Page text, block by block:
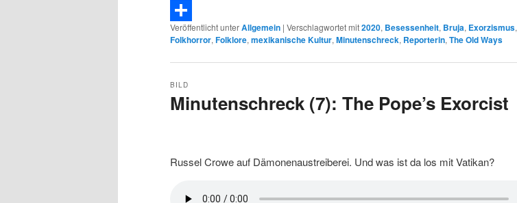
Telegram
Teilen
Veröffentlicht unterAllgemein | Verschlagwortet mit2020, Besessenheit, Bruja, Exorzismus,
Folkhorror, Folklore, mexikanische Kultur, Minutenschreck, Reporterin, The Old Ways
Minutenschreck (7): The Pope’s Exorcist
BILD
Russel Crowe auf Dämonenaustreiberei. Und was ist da los mit Vatikan?